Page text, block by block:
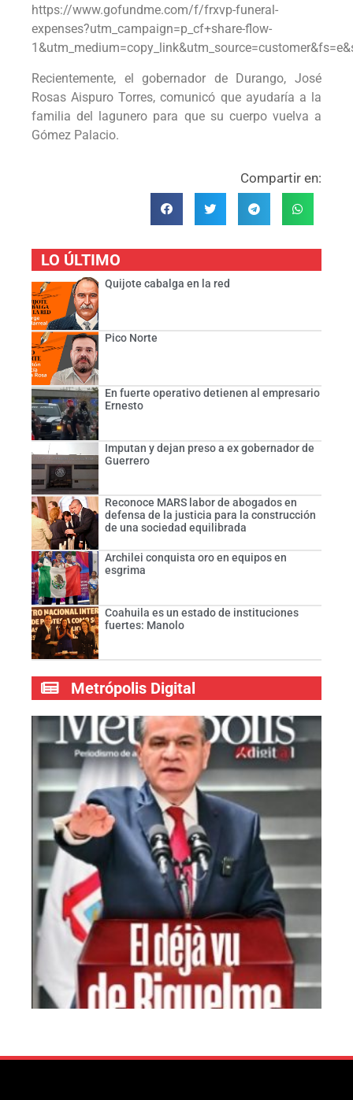
https://www.gofundme.com/f/frxvp-funeral-
expenses?utm_campaign=p_cf+share-flow-
Recientemente, el gobernador de Durango, José
Rosas Aispuro Torres, comunicó que ayudaría a la
familia del lagunero para que su cuerpo vuelva a
Gómez Palacio.
Compartir en:
LO ÚLTIMO
Quijote cabalga en la red
Pico Norte
En fuerte operativo detienen al empresario
Ernesto
Imputan y dejan preso a ex gobernador de
Guerrero
Reconoce MARS labor de abogados en
defensa de la justicia para la construcción
de una sociedad equilibrada
Archilei conquista oro en equipos en
esgrima
Coahuila es un estado de instituciones
fuertes: Manolo
Metrópolis Digital